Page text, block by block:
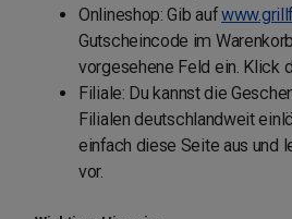
Onlineshop: Gib auf
Gutscheincode im
vorgesehene Feld ein. Klick
Filiale: Du kannst die
Filialen deutschlandweit
einfach diese Seite aus und
vor.